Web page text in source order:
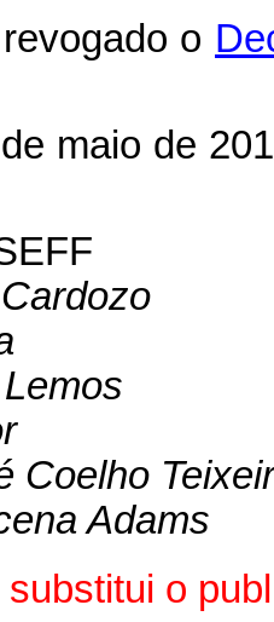
o
maio de
Coelho
Adams
o